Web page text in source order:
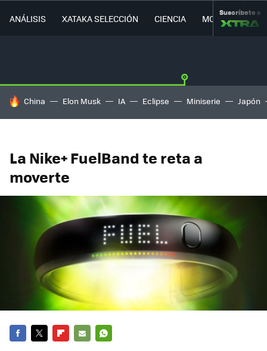
ANÁLISIS XATAKA SELECCIÓN CIENCIA MOVILIDAD
Suscríbete a
HOY SE HABLA DE
China Elon Musk IA Eclipse Miniserie Japón
La Nike+ FuelBand te reta a
moverte